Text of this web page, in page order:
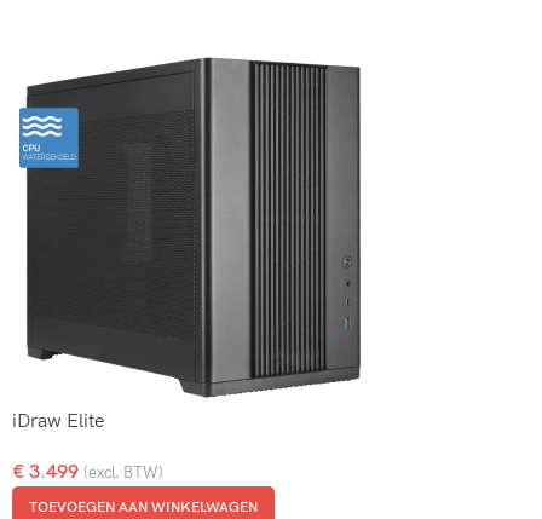
iDraw Elite
€ 3.499 (excl. BTW)
TOEVOEGEN AAN WINKELWAGEN